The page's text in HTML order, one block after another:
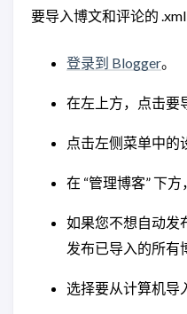
要导入博文和评论的
登录到 Blogger。
在左上方，点击要
点击左侧菜单中的
在 “管理博客” 下
如果您不想自动发
发布已导入的所有
选择要从计算机导